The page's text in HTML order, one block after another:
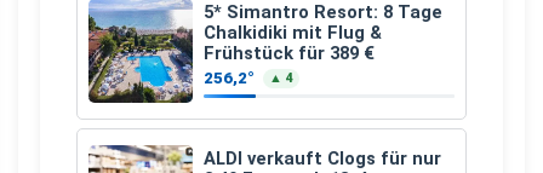
5* Simantro Resort: 8 Tage
Chalkidiki mit Flug &
Frühstück für 389 €
256,2° ▲ 4
ALDI verkauft Clogs für nur